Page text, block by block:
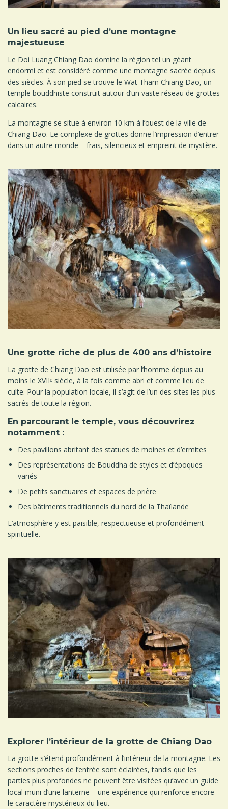
Un lieu sacré au pied d’une montagne
majestueuse
Le Doi Luang Chiang Dao domine la région tel un géant
endormi et est considéré comme une montagne sacrée depuis
des siècles. À son pied se trouve le Wat Tham Chiang Dao, un
temple bouddhiste construit autour d’un vaste réseau de grottes
calcaires.
La montagne se situe à environ 10 km à l’ouest de la ville de
Chiang Dao. Le complexe de grottes donne l’impression d’entrer
dans un autre monde – frais, silencieux et empreint de mystère.
Une grotte riche de plus de 400 ans d’histoire
La grotte de Chiang Dao est utilisée par l’homme depuis au
moins le XVIIᵉ siècle, à la fois comme abri et comme lieu de
culte. Pour la population locale, il s’agit de l’un des sites les plus
sacrés de toute la région.
En parcourant le temple, vous découvrirez
notamment :
Des pavillons abritant des statues de moines et d’ermites
Des représentations de Bouddha de styles et d’époques
variés
De petits sanctuaires et espaces de prière
Des bâtiments traditionnels du nord de la Thaïlande
L’atmosphère y est paisible, respectueuse et profondément
spirituelle.
Explorer l’intérieur de la grotte de Chiang Dao
La grotte s’étend profondément à l’intérieur de la montagne. Les
sections proches de l’entrée sont éclairées, tandis que les
parties plus profondes ne peuvent être visitées qu’avec un guide
local muni d’une lanterne – une expérience qui renforce encore
le caractère mystérieux du lieu.